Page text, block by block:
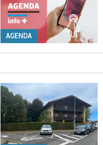
AGENDA